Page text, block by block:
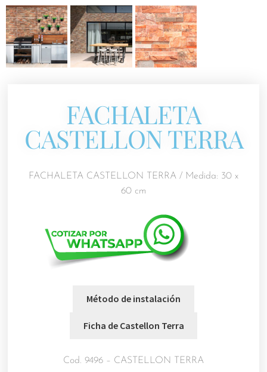
FACHALETA
CASTELLON TERRA
FACHALETA CASTELLON TERRA / Medida: 30 x
60 cm
Cod. 9496 – CASTELLON TERRA